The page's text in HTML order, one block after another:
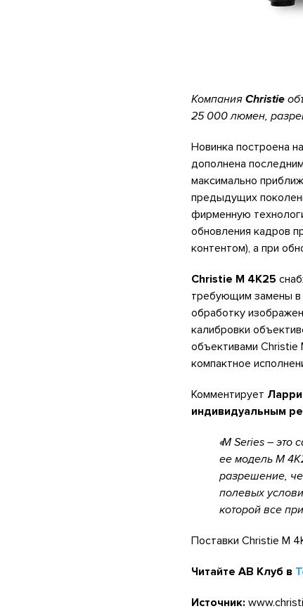
Компания Christie
25 000 люмен,
Новинка построена
дополнена
максимально
предыдущих
фирменную
обновления кадров
контентом), а при
Christie M 4K25
требующим замены в
обработку
калибровки
объективами Christie
компактное
Комментирует
индивидуальным
M Series – это
ее модель M
разрешение,
полевых
которой все
Поставки Christie M
Читайте АВ Клуб в
Источник: